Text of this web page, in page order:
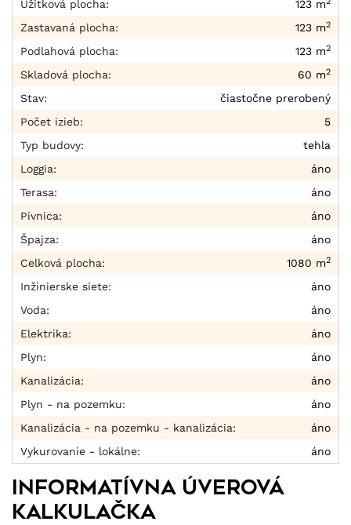
Úžitková plocha: 123 m
Zastavaná plocha: 123 m2
Podlahová plocha: 123 m2
Skladová plocha: 60 m2
Stav:
čiastočne prerobený
Počet izieb:
5
Typ budovy:
tehla
Loggia:
áno
Terasa:
áno
Pivnica:
áno
Špajza:
áno
Celková plocha:
1080 m2
Inžinierske siete:
áno
Voda:
áno
Elektrika:
áno
Plyn:
áno
Kanalizácia:
áno
Plyn - na pozemku:
áno
Kanalizácia - na pozemku - kanalizácia:
áno
Vykurovanie - lokálne:
áno
Informatívna úverová
kalkulačka